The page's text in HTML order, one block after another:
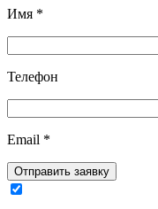
Имя *
Телефон
Email *
Отправить заявку